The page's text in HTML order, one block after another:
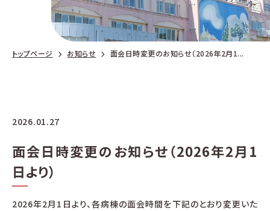
トップページ お知らせ 面会日時変更のお知らせ（2026年2月1...
2026.01.27
面会日時変更のお知らせ（2026年2月1
日より）
2026年2月1日より、各病棟の面会時間を下記のとおり変更いた